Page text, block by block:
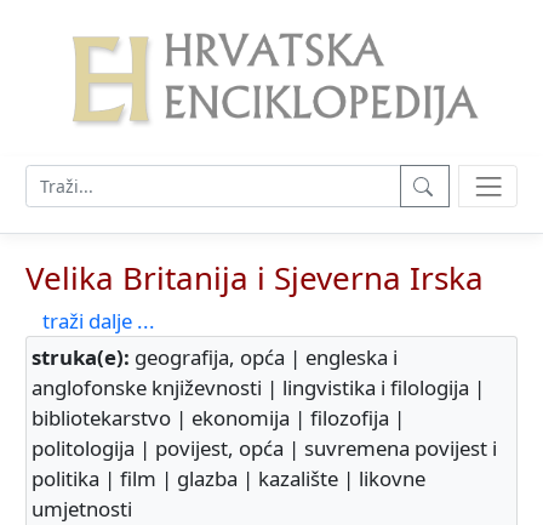
Velika Britanija i Sjeverna Irska
traži dalje ...
struka(e): geografija, opća | engleska i
anglofonske književnosti | lingvistika i filologija |
bibliotekarstvo | ekonomija | filozofija |
politologija | povijest, opća | suvremena povijest i
politika | film | glazba | kazalište | likovne
umjetnosti